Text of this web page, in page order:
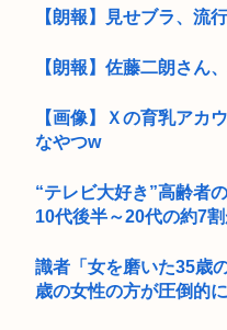
【朗報】見せブラ、流行
【朗報】佐藤二朗さん
【画像】Ｘの育乳アカ
なやつw
“テレビ大好き”高齢者
10代後半～20代の約7
識者「女を磨いた35歳
歳の女性の方が圧倒的